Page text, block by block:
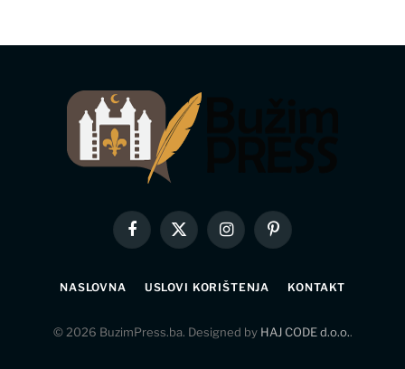
Facebook
X
(Twitter)
InstagramPinterest
NASLOVNA USLOVI KORIŠTENJA KONTAKT
© 2026 BuzimPress.ba. Designed by HAJ CODE d.o.o..